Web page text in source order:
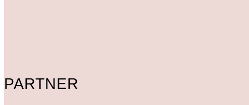
PARTNER